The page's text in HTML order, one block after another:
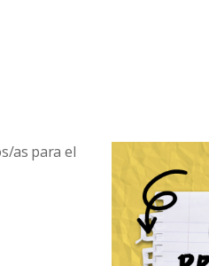
as para el